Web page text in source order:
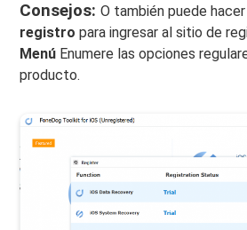
Consejos: O también puede
registro para ingresar al sitio de
Menú Enumere las opciones
producto.